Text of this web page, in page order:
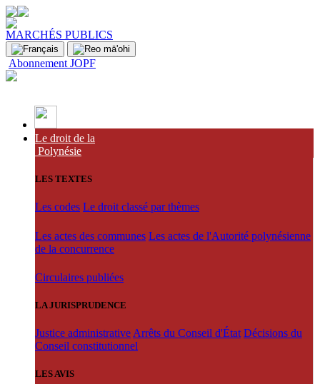
MARCHÉS PUBLICS
Abonnement JOPF
Le droit de la
Polynésie
LES TEXTES
Les codes Le droit classé par thèmes
Les actes des communes Les actes de l'Autorité polynésienne
de la concurrence
Circulaires publiées
LA JURISPRUDENCE
Justice administrative Arrêts du Conseil d'État Décisions du
Conseil constitutionnel
LES AVIS